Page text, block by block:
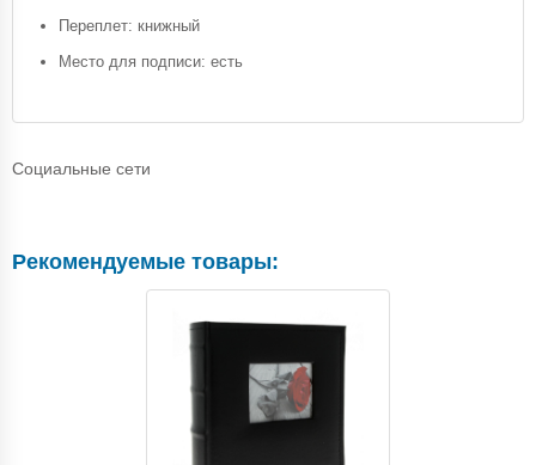
Переплет: книжный
Место для подписи: есть
Социальные сети
Рекомендуемые товары: